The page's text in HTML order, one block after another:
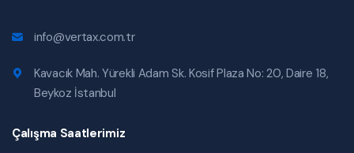
info@vertax.com.tr
Kavacık Mah. Yürekli Adam Sk. Kosif Plaza No: 20, Daire 18,
Beykoz İstanbul
Çalışma Saatlerimiz